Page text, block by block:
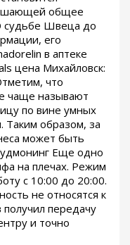
общее
судьбе Швеца до
его
в аптеке
цена Михайловск:
что
чаще называют
по вине умных
Таким образом, за
может быть
Еще одно
на плечах. Режим
с 10:00 до 20:00.
не относятся к
передачу
и точно